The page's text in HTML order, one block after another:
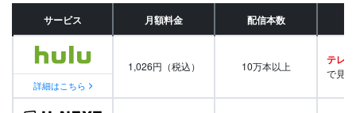
サービス 月額料金 配信本数
詳細はこちら
1,026円（税込） 10万本以上 テレビ
で見